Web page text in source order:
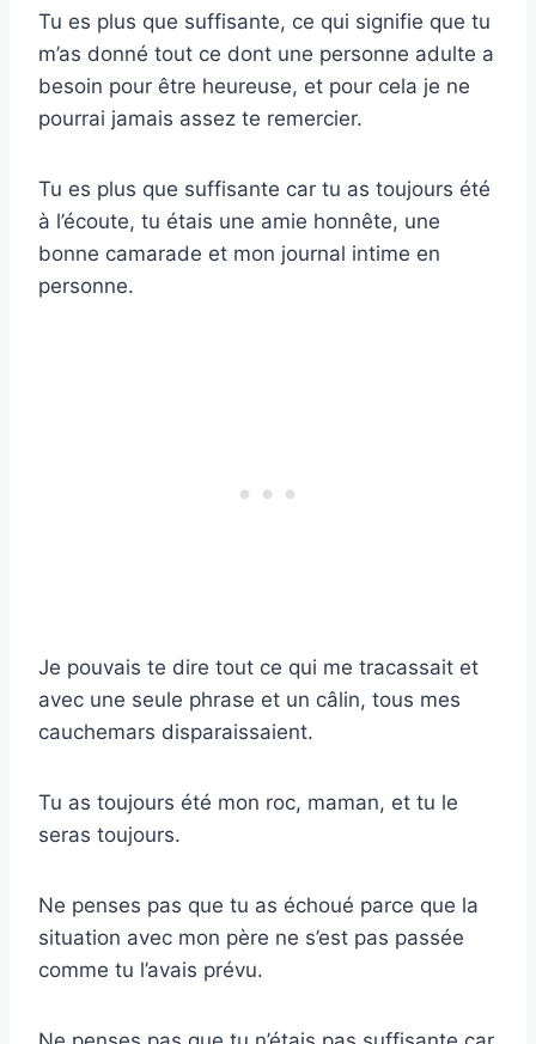
Tu es plus que suffisante, ce qui signifie que tu
m’as donné tout ce dont une personne adulte a
besoin pour être heureuse, et pour cela je ne
pourrai jamais assez te remercier.
Tu es plus que suffisante car tu as toujours été
à l’écoute, tu étais une amie honnête, une
bonne camarade et mon journal intime en
personne.
Je pouvais te dire tout ce qui me tracassait et
avec une seule phrase et un câlin, tous mes
cauchemars disparaissaient.
Tu as toujours été mon roc, maman, et tu le
seras toujours.
Ne penses pas que tu as échoué parce que la
situation avec mon père ne s’est pas passée
comme tu l’avais prévu.